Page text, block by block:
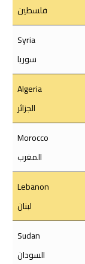
فلسطين
Syria
سوريا
Algeria
الجزائر
Morocco
المغرب
Lebanon
لبنان
Sudan
السودان